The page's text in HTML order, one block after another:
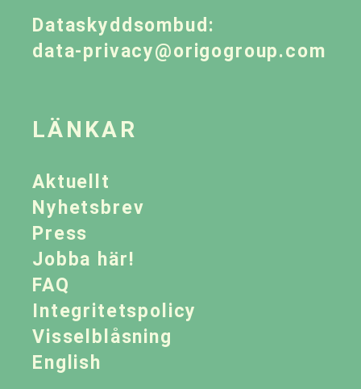
Dataskyddsombud:
data-privacy@origogroup.com
LÄNKAR
Aktuellt
Nyhetsbrev
Press
Jobba här!
FAQ
Integritetspolicy
Visselblåsning
English